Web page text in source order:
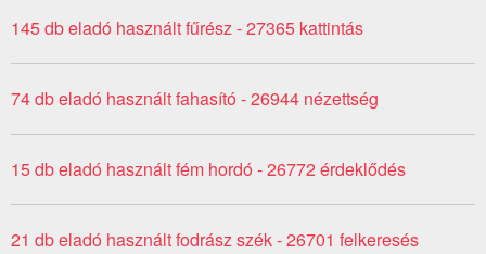
145 db eladó használt fűrész - 27365 kattintás
74 db eladó használt fahasító - 26944 nézettség
15 db eladó használt fém hordó - 26772 érdeklődés
21 db eladó használt fodrász szék - 26701 felkeresés